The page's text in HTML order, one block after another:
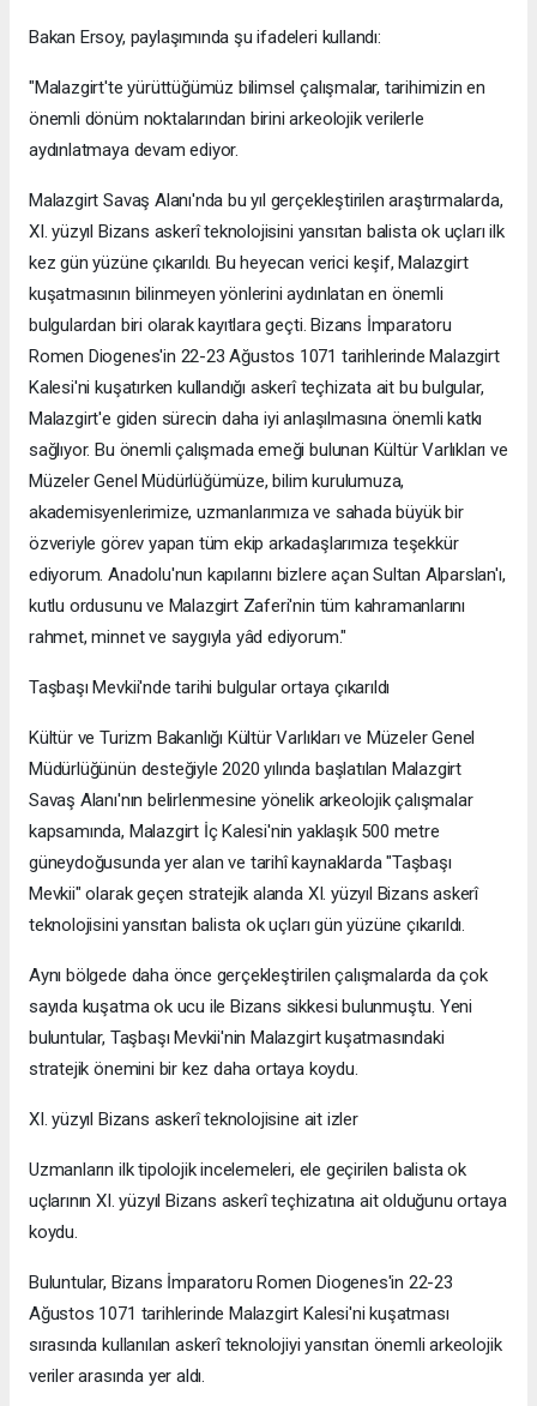
Bakan Ersoy, paylaşımında şu ifadeleri kullandı:
"Malazgirt'te yürüttüğümüz bilimsel çalışmalar, tarihimizin en
önemli dönüm noktalarından birini arkeolojik verilerle
aydınlatmaya devam ediyor.
Malazgirt Savaş Alanı'nda bu yıl gerçekleştirilen araştırmalarda,
XI. yüzyıl Bizans askerî teknolojisini yansıtan balista ok uçları ilk
kez gün yüzüne çıkarıldı. Bu heyecan verici keşif, Malazgirt
kuşatmasının bilinmeyen yönlerini aydınlatan en önemli
bulgulardan biri olarak kayıtlara geçti. Bizans İmparatoru
Romen Diogenes'in 22-23 Ağustos 1071 tarihlerinde Malazgirt
Kalesi'ni kuşatırken kullandığı askerî teçhizata ait bu bulgular,
Malazgirt'e giden sürecin daha iyi anlaşılmasına önemli katkı
sağlıyor. Bu önemli çalışmada emeği bulunan Kültür Varlıkları ve
Müzeler Genel Müdürlüğümüze, bilim kurulumuza,
akademisyenlerimize, uzmanlarımıza ve sahada büyük bir
özveriyle görev yapan tüm ekip arkadaşlarımıza teşekkür
ediyorum. Anadolu'nun kapılarını bizlere açan Sultan Alparslan'ı,
kutlu ordusunu ve Malazgirt Zaferi'nin tüm kahramanlarını
rahmet, minnet ve saygıyla yâd ediyorum."
Taşbaşı Mevkii'nde tarihi bulgular ortaya çıkarıldı
Kültür ve Turizm Bakanlığı Kültür Varlıkları ve Müzeler Genel
Müdürlüğünün desteğiyle 2020 yılında başlatılan Malazgirt
Savaş Alanı'nın belirlenmesine yönelik arkeolojik çalışmalar
kapsamında, Malazgirt İç Kalesi'nin yaklaşık 500 metre
güneydoğusunda yer alan ve tarihî kaynaklarda "Taşbaşı
Mevkii" olarak geçen stratejik alanda XI. yüzyıl Bizans askerî
teknolojisini yansıtan balista ok uçları gün yüzüne çıkarıldı.
Aynı bölgede daha önce gerçekleştirilen çalışmalarda da çok
sayıda kuşatma ok ucu ile Bizans sikkesi bulunmuştu. Yeni
buluntular, Taşbaşı Mevkii'nin Malazgirt kuşatmasındaki
stratejik önemini bir kez daha ortaya koydu.
XI. yüzyıl Bizans askerî teknolojisine ait izler
Uzmanların ilk tipolojik incelemeleri, ele geçirilen balista ok
uçlarının XI. yüzyıl Bizans askerî teçhizatına ait olduğunu ortaya
koydu.
Buluntular, Bizans İmparatoru Romen Diogenes'in 22-23
Ağustos 1071 tarihlerinde Malazgirt Kalesi'ni kuşatması
sırasında kullanılan askerî teknolojiyi yansıtan önemli arkeolojik
veriler arasında yer aldı.